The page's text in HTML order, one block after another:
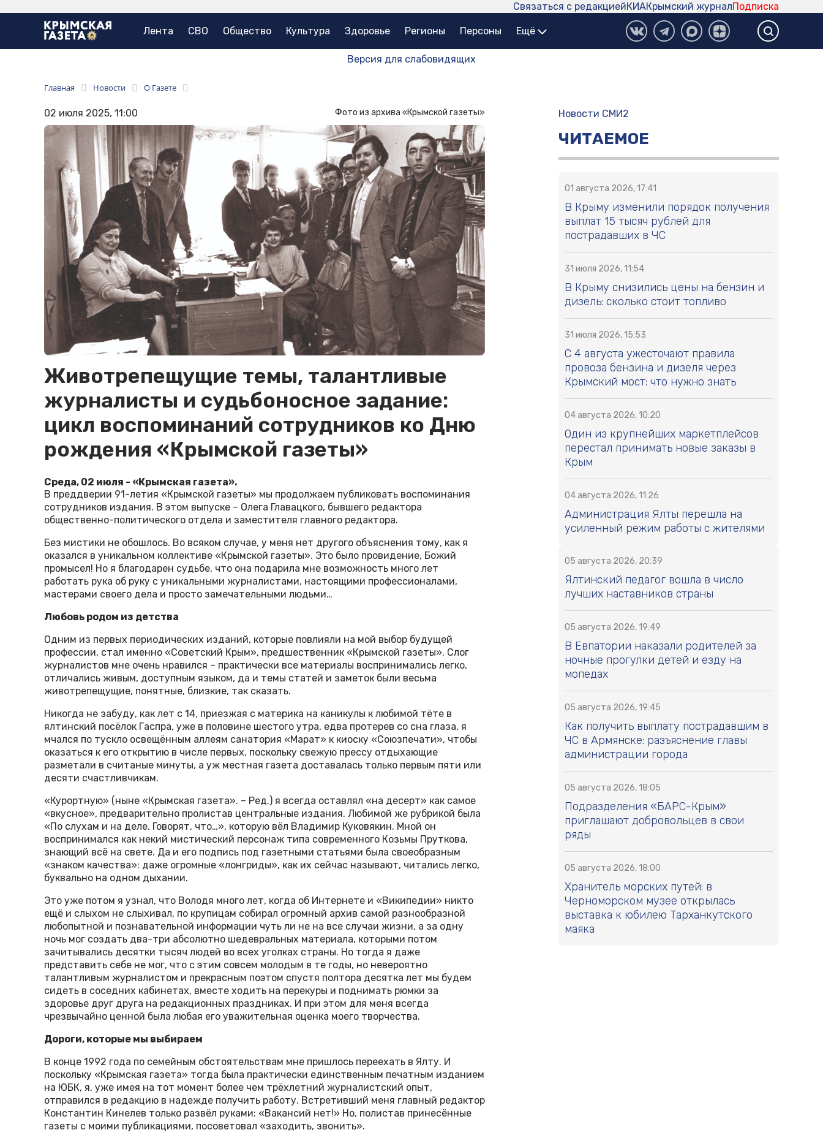
Подписка
Крымский журнал
КИА
Связаться с редакцией
Лента СВО Общество Культура Здоровье Регионы Персоны Ещё
Версия для слабовидящих
Главная Новости О Газете
02 июля 2025, 11:00 Фото из архива «Крымской газеты»
Животрепещущие темы, талантливые
журналисты и судьбоносное задание:
цикл воспоминаний сотрудников ко Дню
рождения «Крымской газеты»
Среда, 02 июля - «Крымская газета».
В преддверии 91-летия «Крымской газеты» мы продолжаем публиковать воспоминания
сотрудников издания. В этом выпуске – Олега Главацкого, бывшего редактора
общественно-политического отдела и заместителя главного редактора.
Без мистики не обошлось. Во всяком случае, у меня нет другого объяснения тому, как я
оказался в уникальном коллективе «Крымской газеты». Это было провидение, Божий
промысел! Но я благодарен судьбе, что она подарила мне возможность много лет
работать рука об руку с уникальными журналистами, настоящими профессионалами,
мастерами своего дела и просто замечательными людьми…
Любовь родом из детства
Одним из первых периодических изданий, которые повлияли на мой выбор будущей
профессии, стал именно «Советский Крым», предшественник «Крымской газеты». Слог
журналистов мне очень нравился – практически все материалы воспринимались легко,
отличались живым, доступным языком, да и темы статей и заметок были весьма
животрепещущие, понятные, близкие, так сказать.
Никогда не забуду, как лет с 14, приезжая с материка на каникулы к любимой тёте в
ялтинский посёлок Гаспра, уже в половине шестого утра, едва протерев со сна глаза, я
мчался по тускло освещённым аллеям санатория «Марат» к киоску «Союзпечати», чтобы
оказаться к его открытию в числе первых, поскольку свежую прессу отдыхающие
разметали в считаные минуты, а уж местная газета доставалась только первым пяти или
десяти счастливчикам.
«Курортную» (ныне «Крымская газета». – Ред.) я всегда оставлял «на десерт» как самое
«вкусное», предварительно пролистав центральные издания. Любимой же рубрикой была
«По слухам и на деле. Говорят, что…», которую вёл Владимир Куковякин. Мной он
воспринимался как некий мистический персонаж типа современного Козьмы Пруткова,
знающий всё на свете. Да и его подпись под газетными статьями была своеобразным
«знаком качества»: даже огромные «лонгриды», как их сейчас называют, читались легко,
буквально на одном дыхании.
Это уже потом я узнал, что Володя много лет, когда об Интернете и «Википедии» никто
ещё и слыхом не слыхивал, по крупицам собирал огромный архив самой разнообразной
любопытной и познавательной информации чуть ли не на все случаи жизни, а за одну
ночь мог создать два-три абсолютно шедевральных материала, которыми потом
зачитывались десятки тысяч людей во всех уголках страны. Но тогда я даже
представить себе не мог, что с этим совсем молодым в те годы, но невероятно
талантливым журналистом и прекрасным поэтом спустя полтора десятка лет мы будем
сидеть в соседних кабинетах, вместе ходить на перекуры и поднимать рюмки за
здоровье друг друга на редакционных праздниках. И при этом для меня всегда
чрезвычайно ценной была любая его уважительная оценка моего творчества.
Дороги, которые мы выбираем
В конце 1992 года по семейным обстоятельствам мне пришлось переехать в Ялту. И
поскольку «Крымская газета» тогда была практически единственным печатным изданием
на ЮБК, я, уже имея на тот момент более чем трёхлетний журналистский опыт,
отправился в редакцию в надежде получить работу. Встретивший меня главный редактор
Константин Кинелев только развёл руками: «Вакансий нет!» Но, полистав принесённые
газеты с моими публикациями, посоветовал «заходить, звонить».
Новости СМИ2
ЧИТАЕМОЕ
01 августа 2026, 17:41
В Крыму изменили порядок получения
выплат 15 тысяч рублей для
пострадавших в ЧС
31 июля 2026, 11:54
В Крыму снизились цены на бензин и
дизель: сколько стоит топливо
31 июля 2026, 15:53
С 4 августа ужесточают правила
провоза бензина и дизеля через
Крымский мост: что нужно знать
04 августа 2026, 10:20
Один из крупнейших маркетплейсов
перестал принимать новые заказы в
Крым
04 августа 2026, 11:26
Администрация Ялты перешла на
усиленный режим работы с жителями
05 августа 2026, 20:39
Ялтинский педагог вошла в число
лучших наставников страны
05 августа 2026, 19:49
В Евпатории наказали родителей за
ночные прогулки детей и езду на
мопедах
05 августа 2026, 19:45
Как получить выплату пострадавшим в
ЧС в Армянске: разъяснение главы
администрации города
05 августа 2026, 18:05
Подразделения «БАРС-Крым»
приглашают добровольцев в свои
ряды
05 августа 2026, 18:00
Хранитель морских путей: в
Черноморском музее открылась
выставка к юбилею Тарханкутского
маяка